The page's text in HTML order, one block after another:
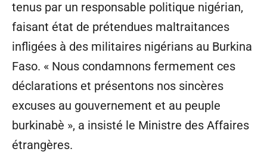
tenus par un responsable politique nigérian,
faisant état de prétendues maltraitances
infligées à des militaires nigérians au Burkina
Faso. « Nous condamnons fermement ces
déclarations et présentons nos sincères
excuses au gouvernement et au peuple
burkinabè », a insisté le Ministre des Affaires
étrangères.